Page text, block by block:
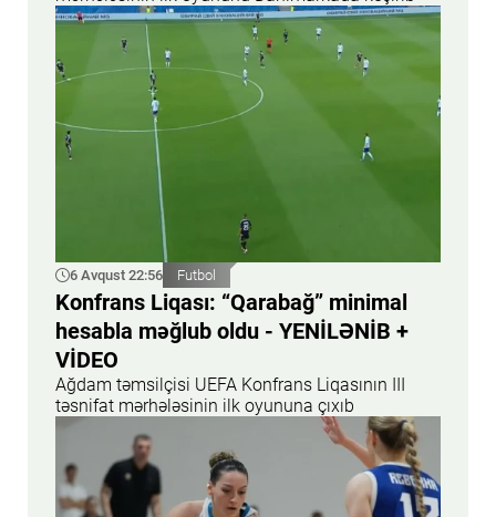
6 Avqust 22:56 Futbol
Konfrans Liqası: “Qarabağ” minimal
hesabla məğlub oldu - YENİLƏNİB +
VİDEO
Ağdam təmsilçisi UEFA Konfrans Liqasının III
təsnifat mərhələsinin ilk oyununa çıxıb